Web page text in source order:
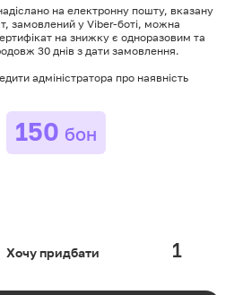
на електронну пошту, вказану
замовлений у Viber-боті, можна
на знижку є одноразовим та
30 днів з дати замовлення.
адміністратора про наявність
150 бон
Хочу придбати